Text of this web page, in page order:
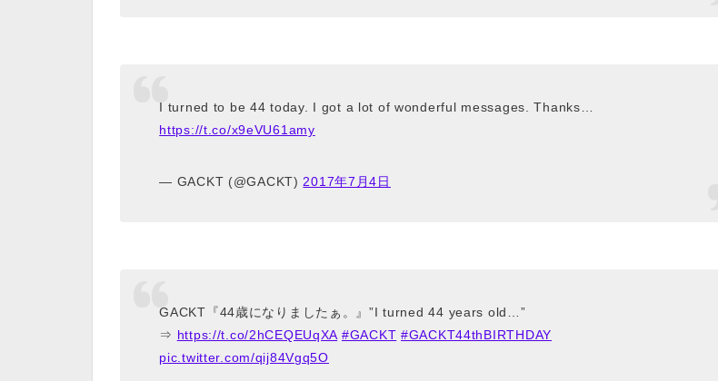
I turned to be 44 today. I got a lot of wonderful messages. Thanks…
https://t.co/x9eVU61amy
— GACKT (@GACKT) 2017年7月4日
GACKT『44歳になりましたぁ。』”I turned 44 years old…”
⇒ https://t.co/2hCEQEUqXA #GACKT #GACKT44thBIRTHDAY
pic.twitter.com/qij84Vgq5O